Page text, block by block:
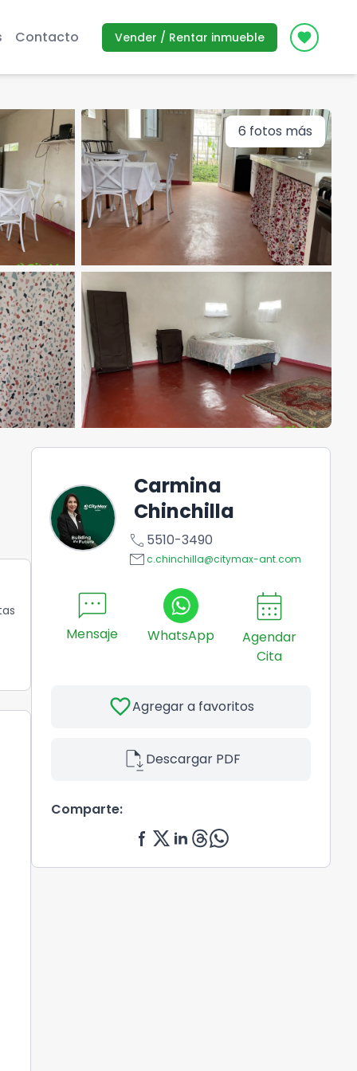
Contacto Vender / Rentar inmueble Icon
6 fotos más
Carmina
Chinchilla
call 5510-3490
emailc.chinchilla@citymax-ant.com
sms
Mensaje WhatsApp
calendar_month
Agendar
Cita
favoriteAgregar a favoritos
file_saveDescargar PDF
Comparte: